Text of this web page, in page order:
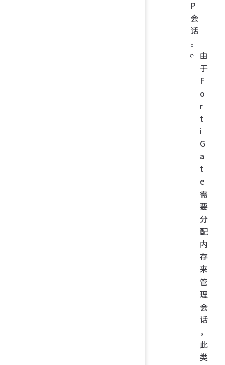
P
会
话
。
由
于
F
o
r
t
i
G
a
t
e
需
要
分
配
内
存
来
管
理
会
话
，
此
类